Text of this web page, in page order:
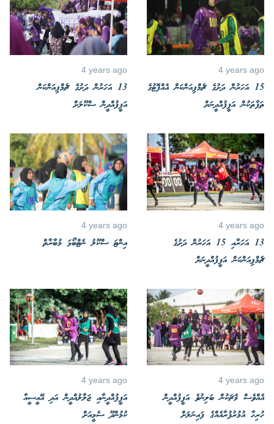
4 years ago
15 އަހަރުން ދަށުގެ ޗެމްޕިއަންކަން އެއްފޮޓުގެ
ތަފާތަކުން އަފީފުއްދީނަށް
4 years ago
13 އަހަރުން ދަށުގެ ޗެމްޕިއަންކަން
އަފީފުއްދީން ސްކޫލަށް
4 years ago
13 އަހަރާއި 15 އަހަރުން ދަށުގެ
ޗެމްޕިއަންކަން އަފީފުއްދީނަށް
4 years ago
އިންޓަ ސްކޫލު ނެޓްބޯޅަ މުބާރާތް
4 years ago
އެއްވެސް މެޗަކުން ބަލިނުވެ އަފީފުއްދީން
ހުރިހާ އުމުރުފުރާއެއްގެ ފައިނަލަށް
4 years ago
އަފީފުއްދީނާއި ޖަލާލުއްދީން އަދި އޭއީސީއާ
ކުމުންދޫ ސެމީއަށް